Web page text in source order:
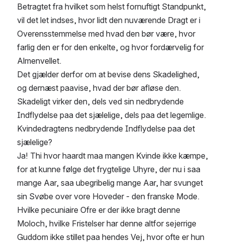
Betragtet fra hvilket som helst fornuftigt Standpunkt,
vil det let indses, hvor lidt den nuværende Dragt er i
Overensstemmelse med hvad den bør være, hvor
farlig den er for den enkelte, og hvor fordærvelig for
Almenvellet.
Det gjælder derfor om at bevise dens Skadelighed,
og dernæst paavise, hvad der bør afløse den.
Skadeligt virker den, dels ved sin nedbrydende
Indflydelse paa det sjælelige, dels paa det legemlige.
Kvindedragtens nedbrydende Indflydelse paa det
sjælelige?
Ja! Thi hvor haardt maa mangen Kvinde ikke kæmpe,
for at kunne følge det frygtelige Uhyre, der nu i saa
mange Aar, saa ubegribelig mange Aar, har svunget
sin Svøbe over vore Hoveder - den franske Mode.
Hvilke pecuniaire Ofre er der ikke bragt denne
Moloch, hvilke Fristelser har denne altfor sejerrige
Guddom ikke stillet paa hendes Vej, hvor ofte er hun